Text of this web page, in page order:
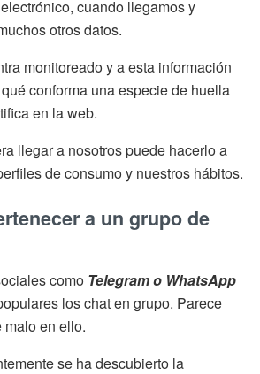
cuando llegamos y
otros datos.
monitoreado y a esta información
conforma una especie de huella
en la web.
llegar a nosotros puede hacerlo a
de consumo y nuestros hábitos.
a un grupo de
como Telegram o WhatsApp
los chat en grupo. Parece
malo en ello.
se ha descubierto la